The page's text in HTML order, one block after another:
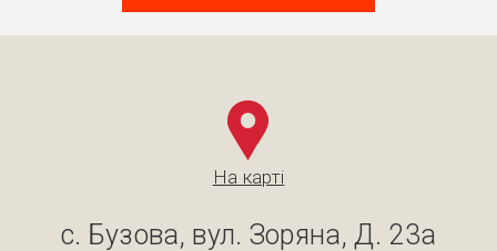
На карті
с. Бузова, вул. Зоряна, Д. 23а